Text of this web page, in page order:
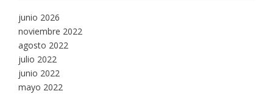
junio 2026
noviembre 2022
agosto 2022
julio 2022
junio 2022
mayo 2022